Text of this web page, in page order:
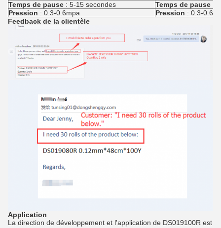
Temps de pause : 5-15 secondes Temps de pause
Pression : 0.3-0.6mpa Pression : 0.3-
Feedback de la clientèle
Application
La direction de développement et l'application de DS019100R est